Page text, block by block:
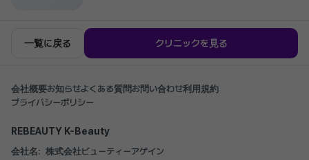
一覧に戻る クリニックを見る
会社概要お知らせよくある質問 お問い合わせ利用規約
プライバシーポリシー
REBEAUTY K-Beauty
会社名: 株式会社ビューティーアゲイン